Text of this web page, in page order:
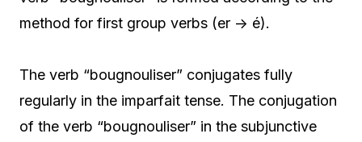
method for first group verbs (er -> é).
The verb “bougnouliser” conjugates fully
regularly in the imparfait tense. The conjugation
of the verb “bougnouliser” in the subjunctive